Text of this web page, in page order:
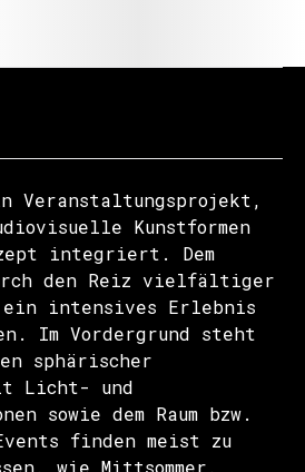
Veranstaltungsprojekt,
Kunstformen
integriert. Dem
den Reiz vielfältiger
ein intensives Erlebnis
Im Vordergrund steht
sphärischer
Licht- und
sowie dem Raum bzw.
finden meist zu
wie Mittsommer,